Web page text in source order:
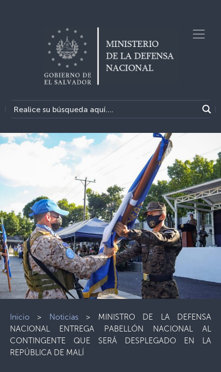
Inicio > Noticias> MINISTRO DE LA DEFENSA
NACIONAL ENTREGA PABELLÓN NACIONAL AL
CONTINGENTE QUE SERÁ DESPLEGADO EN LA
REPÚBLICA DE MALÍ